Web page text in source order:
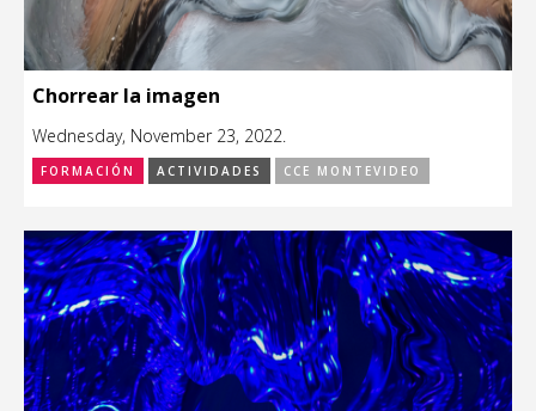
Chorrear la imagen
Wednesday, November 23, 2022.
FORMACIÓN ACTIVIDADES CCE MONTEVIDEO